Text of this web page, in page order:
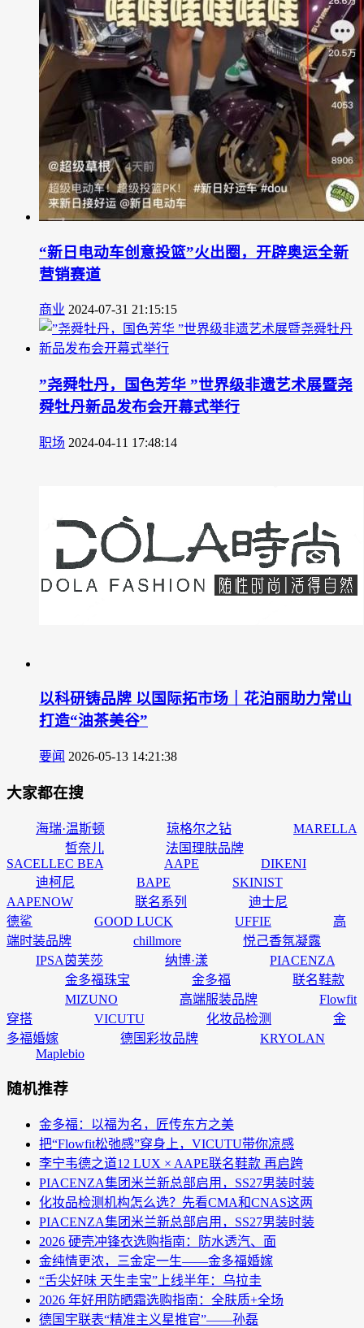
“新日电动车创意投篮”火出圈，开辟奥运全新
营销赛道
商业 2024-07-31 21:15:15
”尧舜牡丹，国色芳华 ”世界级非遗艺术展暨尧
舜牡丹新品发布会开幕式举行
职场 2024-04-11 17:48:14
以科研铸品牌 以国际拓市场｜花泊丽助力常山
打造“油茶美谷”
要闻 2026-05-13 14:21:38
大家都在搜
海瑞·温斯顿 琼格尔之钻
MARELLA
皙奈儿
法国理肤品牌
SACELLEC BEA
AAPE
DIKENI
迪柯尼
BAPE
SKINIST
AAPENOW
联名系列
迪士尼
德鲨
GOOD LUCK UFFIE
高
端时装品牌
chillmore
悦己香氛凝露
IPSA茵芙莎
纳博·漾
PIACENZA
金多福珠宝
金多福
联名鞋款
MIZUNO
高端服装品牌
Flowfit
穿搭
VICUTU 化妆品检测
金
多福婚嫁
德国彩妆品牌
KRYOLAN
Maplebio
随机推荐
金多福：以福为名，匠传东方之美
把“Flowfit松弛感”穿身上，VICUTU带你凉感
李宁韦德之道12 LUX × AAPE联名鞋款 再启跨
PIACENZA集团米兰新总部启用，SS27男装时装
化妆品检测机构怎么选？先看CMA和CNAS这两
PIACENZA集团米兰新总部启用，SS27男装时装
2026 硬壳冲锋衣选购指南：防水透汽、面
金纯情更浓，三金定一生——金多福婚嫁
“舌尖好味 天生圭宝”上线半年：乌拉圭
2026 年好用防晒霜选购指南：全肤质+全场
德国宇联表“精准主义星推官”——孙磊